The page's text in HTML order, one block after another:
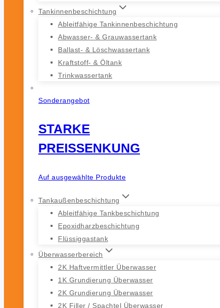
Tankinnenbeschichtung
Ableitfähige Tankinnenbeschichtung
Abwasser- & Grauwassertank
Ballast- & Löschwassertank
Kraftstoff- & Öltank
Trinkwassertank
Sonderangebot
STARKE
PREISSENKUNG
Auf ausgewählte Produkte
Tankaußenbeschichtung
Ableitfähige Tankbeschichtung
Epoxidharzbeschichtung
Flüssiggastank
Überwasserbereich
2K Haftvermittler Überwasser
1K Grundierung Überwasser
2K Grundierung Überwasser
2K Filler / Spachtel Überwasser